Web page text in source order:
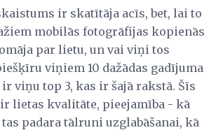
ir skatītāja acīs, bet, lai to
mobilās fotogrāfijas kopienās
par lietu, un vai viņi tos
viņiem 10 dažādas gadījuma
viņu top 3, kas ir šajā rakstā. Šīs
lietas kvalitāte, pieejamība - kā
padara tālruni uzglabāšanai, kā